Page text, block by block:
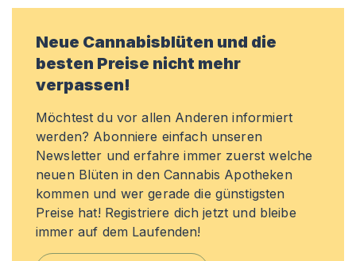
Neue Cannabisblüten und die
besten Preise nicht mehr
verpassen!
Möchtest du vor allen Anderen informiert
werden? Abonniere einfach unseren
Newsletter und erfahre immer zuerst welche
neuen Blüten in den Cannabis Apotheken
kommen und wer gerade die günstigsten
Preise hat! Registriere dich jetzt und bleibe
immer auf dem Laufenden!